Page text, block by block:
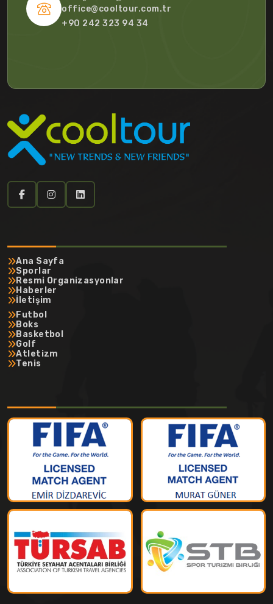
office@cooltour.com.tr
+90 242 323 94 34
Ana Sayfa
Sporlar
Resmi Organizasyonlar
Haberler
İletişim
Futbol
Boks
Basketbol
Golf
Atletizm
Tenis